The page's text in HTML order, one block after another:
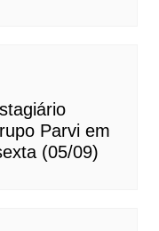
Parvi em
(05/09)